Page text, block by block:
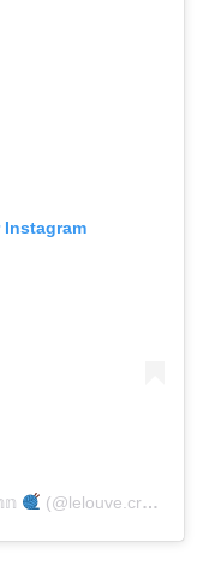
(@lelouve.crafts)